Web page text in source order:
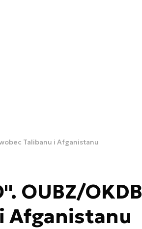
Talibanu i Afganistanu
OUBZ/OKDB
Afganistanu